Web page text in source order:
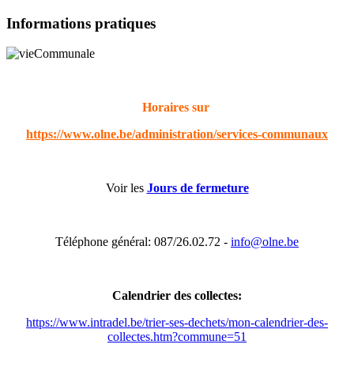
Informations pratiques
Horaires sur
https://www.olne.be/administration/services-communaux
Voir les Jours de fermeture
Téléphone général: 087/26.02.72 - info@olne.be
Calendrier des collectes:
https://www.intradel.be/trier-ses-dechets/mon-calendrier-des-
collectes.htm?commune=51